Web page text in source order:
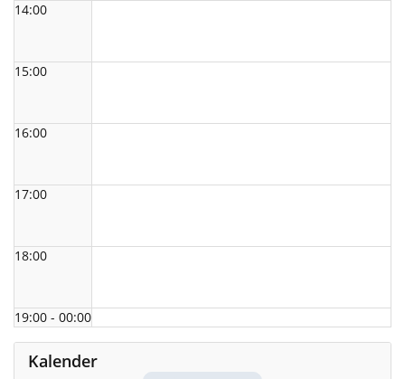
14:00
15:00
16:00
17:00
18:00
19:00 - 00:00
Kalender